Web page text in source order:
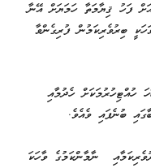
ފަހު ޤިޔާމަތާ ހަމަޔަށް އޭނާ
ބިރުވެރިކަމުން ފުރިގެންވާ
ހުއްޓިހުރުމަކަށް ހެދުމާއި
ބުނެފައި ވެއެވެ.
ނާމާންކަމުގެ ވާހަކަ